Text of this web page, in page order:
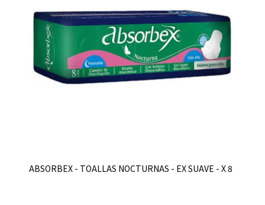
ABSORBEX - TOALLAS NOCTURNAS - EX SUAVE - X 8